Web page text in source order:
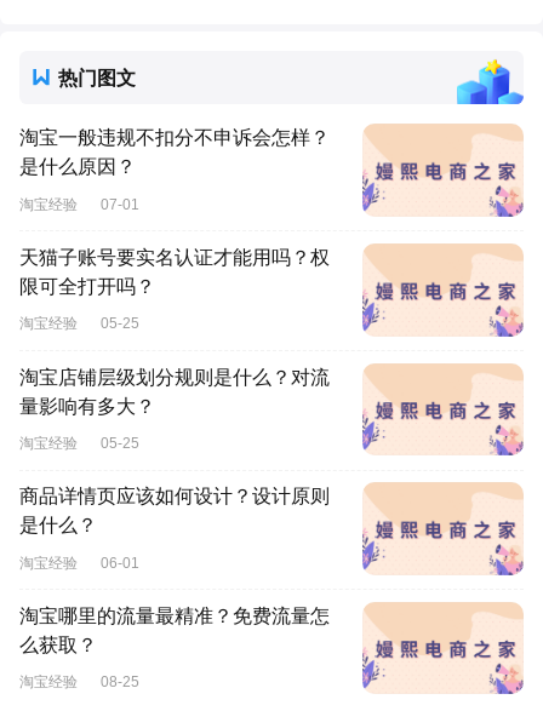
热门图文
淘宝一般违规不扣分不申诉会怎样？
是什么原因？
淘宝经验 07-01
天猫子账号要实名认证才能用吗？权
限可全打开吗？
淘宝经验 05-25
淘宝店铺层级划分规则是什么？对流
量影响有多大？
淘宝经验 05-25
商品详情页应该如何设计？设计原则
是什么？
淘宝经验 06-01
淘宝哪里的流量最精准？免费流量怎
么获取？
淘宝经验 08-25